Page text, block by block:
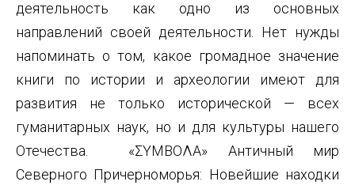
деятельность как одно из основных
направлений своей деятельности. Нет нужды
напоминать о том, какое громадное значение
книги по истории и археологии имеют для
развития не только исторической — всех
гуманитарных наук, но и для культуры нашего
Отечества. «ΣΥΜΒΟΛА» Античный мир
Северного Причерноморья: Новейшие находки